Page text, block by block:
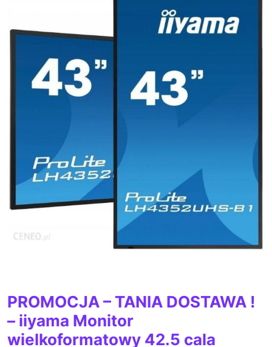
PROMOCJA – TANIA DOSTAWA !
– iiyama Monitor
wielkoformatowy 42.5 cala